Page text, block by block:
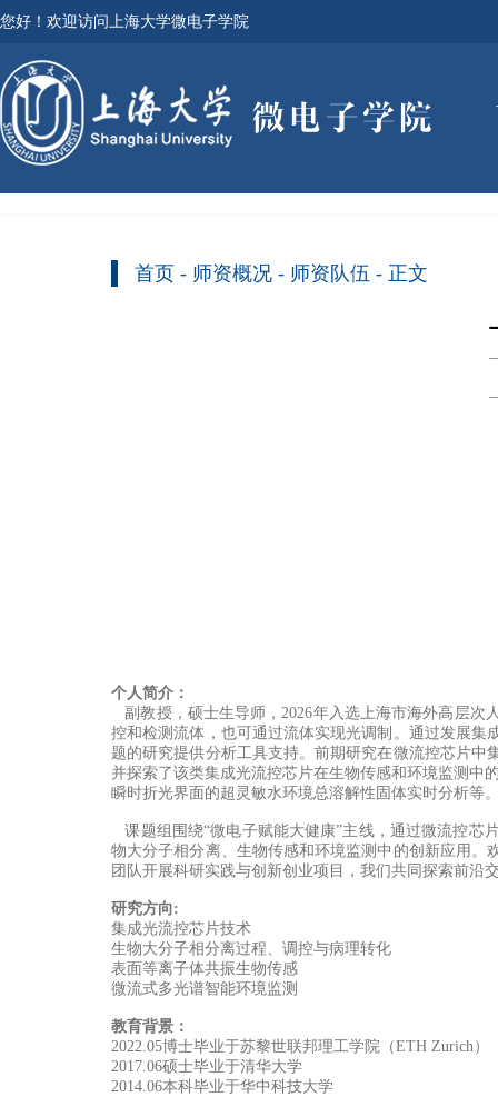
您好！欢迎访问上海大学微电子学院
首页 - 师资概况 - 师资队伍 - 正文
个人简介：
副教授，硕士生导师，2026年入选上海市海外高层次
控和检测流体，也可通过流体实现光调制。通过发展
题的研究提供分析工具支持。前期研究在微流控芯片
并探索了该类集成光流控芯片在生物传感和环境监测中
瞬时折光界面的超灵敏水环境总溶解性固体实时分析等。
课题组围绕“微电子赋能大健康”主线，通过微流控
物大分子相分离、生物传感和环境监测中的创新应用
团队开展科研实践与创新创业项目，我们共同探索前沿
研究方向:
集成光流控芯片技术
生物大分子相分离过程、调控与病理转化
表面等离子体共振生物传感
微流式多光谱智能环境监测
教育背景：
2022.05博士毕业于苏黎世联邦理工学院（ETH Zurich）
2017.06硕士毕业于清华大学
2014.06本科毕业于华中科技大学